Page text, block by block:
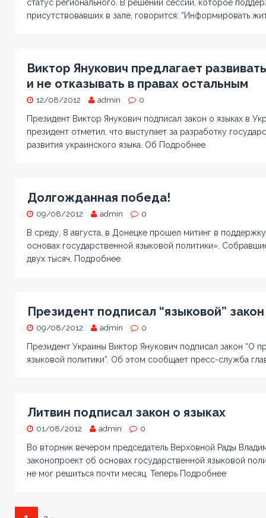
статус регионального. В решении сессии, которое
присутствовавших в зале, говорится: “Информировать
Виктор Янукович предлагает
и не отказывать в правах остальным
12/08/2012 admin 0
Президент Виктор Янукович подписал закон о языках в
президент отметил, что выступает за разработку
развития украинского языка. Об Подробнее
Долгожданная победа!
09/08/2012 admin 0
В среду, 8 августа, в Донецке прошел митинг в
основах государственной языковой политики».
двух тысяч, Подробнее
Президент подписал “языковой” закон
09/08/2012 admin 0
Президент Украины Виктор Янукович подписал закон “О
языковой политики”. Об этом сообщает пресс-служба
Литвин подписал закон о языках
01/08/2012 admin 0
Во вторник вечером председатель Верховной Рады
законопроект об основах государственной языковой
не мог решиться почти месяц. Теперь Подробнее